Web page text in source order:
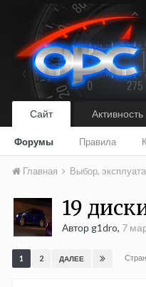
Сайт
Форумы Правила
Активность
Главная Выбор,
19
Автор g1dro, 7
1 2 ДАЛЕЕ